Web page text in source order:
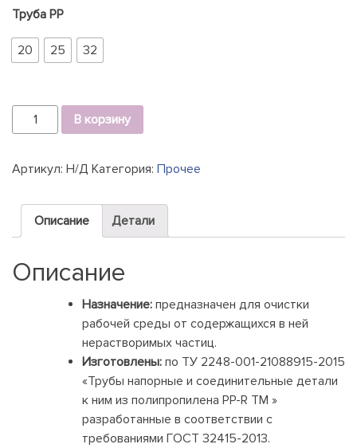
Труба РР
20 25 32
Количество
Фильтр
сетчатый
В корзину
Артикул: Н/Д Категория: Прочее
Описание Детали
Описание
Назначение: предназначен для очистки
рабочей среды от содержащихся в ней
нерастворимых частиц.
Изготовлены: по ТУ 2248-001-21088915-2015
«Трубы напорные и соединительные детали
к ним из полипропилена PP-R ТМ »
разработанные в соответствии с
требованиями ГОСТ 32415-2013.